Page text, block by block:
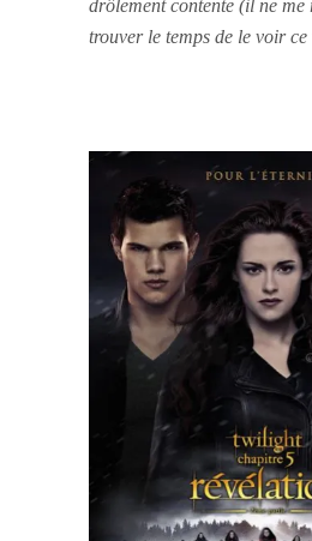
drôlement contente (il ne me
trouver le temps de le voir